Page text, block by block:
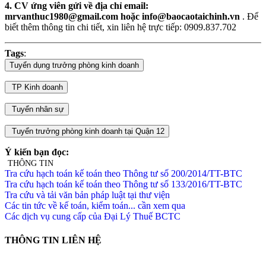
4. CV ứng viên gửi về địa chỉ email:
mrvanthuc1980@gmail.com hoặc info@baocaotaichinh.vn . Để
biết thêm thông tin chi tiết, xin liên hệ trực tiếp: 0909.837.702
Tags:
Ý kiến bạn đọc:
THÔNG TIN
Tra cứu hạch toán kế toán theo Thông tư số 200/2014/TT-BTC
Tra cứu hạch toán kế toán theo Thông tư số 133/2016/TT-BTC
Tra cứu và tải văn bản pháp luật tại thư viện
Các tin tức về kế toán, kiểm toán... cần xem qua
Các dịch vụ cung cấp của Đại Lý Thuế BCTC
THÔNG TIN LIÊN HỆ